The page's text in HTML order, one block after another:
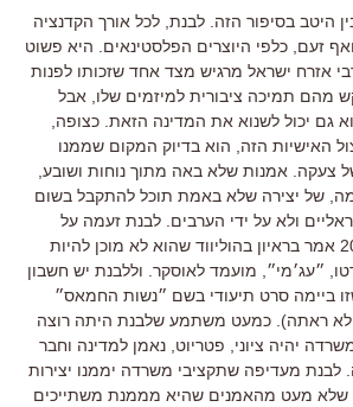
היטב בסיפור הזה. לבנת, לכל אורך הקדנציה
זעם, כלפי היוצרים הפלסטינאים. היא פשוט
אזרח ישראל מרגיש מצד אחד שזכותו לפנות
מהם תמיכה ציבורית למיזמים שלו, אבל
גם יכול לשנוא את המדינה הזאת. כצופה,
האישיות הזה, הוא בדיוק המקום שממנו
צעקה. אמנות שלא באה מתוך נוחות ושובע,
של יצירה שלא באמת תוכל להתקבל בשום
ולא על ידי הערבים. לבנת זעמה על
סקנדר קופטי כשב-2010 אמר בראיון בהוליווד שהוא לא מוכן להיות
״עג׳מי״, מועמד לאוסקר. וללבנת יש חשבון
ביימה סרט תיעודי בשם ״נשות החמאס״
לא ראתה). כמעט משתמע שלבנת היתה רוצה
יהיה ציוני, פטריוט, נאמן למדינה וחבר
מעדיפה שתקציבי משרדה יממנו יצירות
שלא מעט מהאמנים שהיא מממנת משתייכים